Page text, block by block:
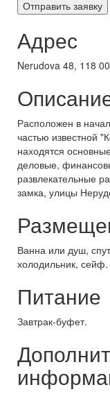
Адрес
Nerudova 48, 118
Расположен в
частью известной
находятся
деловые,
развлекательные
замка, улицы
Ванна или душ,
холодильник, сейф.
Питание
Завтрак-буфет.